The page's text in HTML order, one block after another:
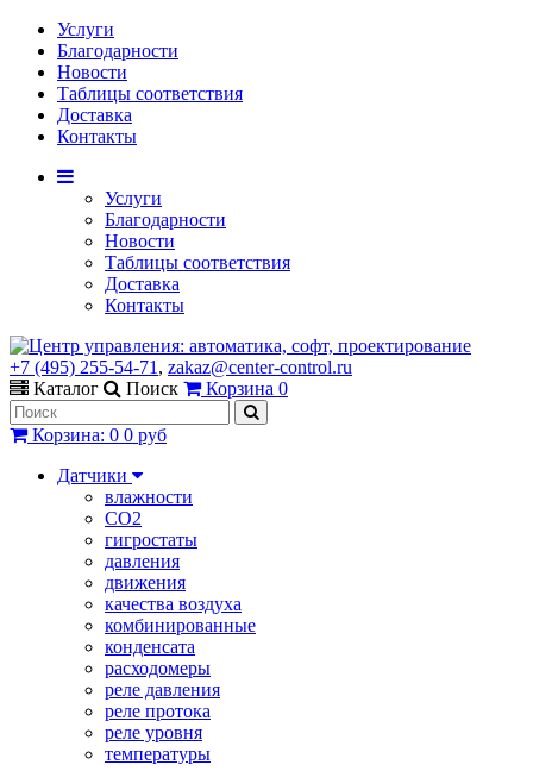
Услуги
Благодарности
Новости
Таблицы соответствия
Доставка
Контакты
Услуги
Благодарности
Новости
Таблицы соответствия
Доставка
Контакты
+7 (495) 255-54-71 , zakaz@center-control.ru
Каталог
Поиск Корзина 0
Корзина: 0 0 руб
Датчики
влажности
CO2
гигростаты
давления
движения
качества воздуха
комбинированные
конденсата
расходомеры
реле давления
реле протока
реле уровня
температуры